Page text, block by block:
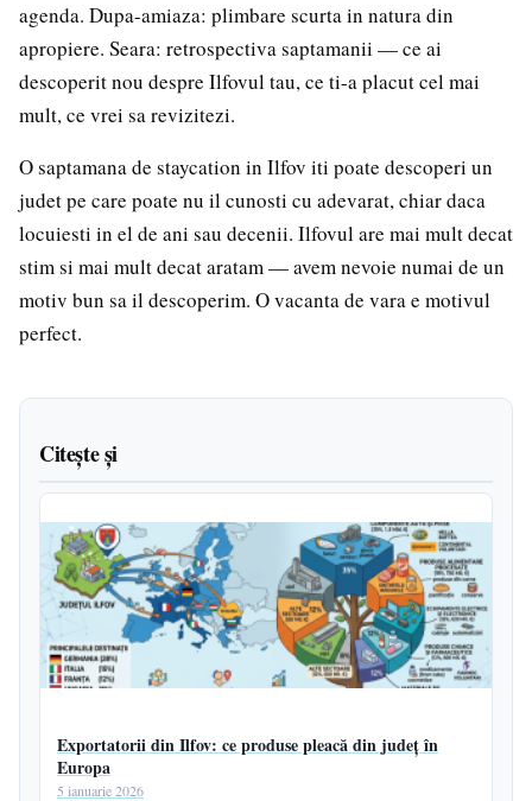
agenda. Dupa-amiaza: plimbare scurta in natura din
apropiere. Seara: retrospectiva saptamanii — ce ai
descoperit nou despre Ilfovul tau, ce ti-a placut cel mai
mult, ce vrei sa revizitezi.
O saptamana de staycation in Ilfov iti poate descoperi un
judet pe care poate nu il cunosti cu adevarat, chiar daca
locuiesti in el de ani sau decenii. Ilfovul are mai mult decat
stim si mai mult decat aratam — avem nevoie numai de un
motiv bun sa il descoperim. O vacanta de vara e motivul
perfect.
Citește și
Exportatorii din Ilfov: ce produse pleacă din județ în
Europa
5 ianuarie 2026